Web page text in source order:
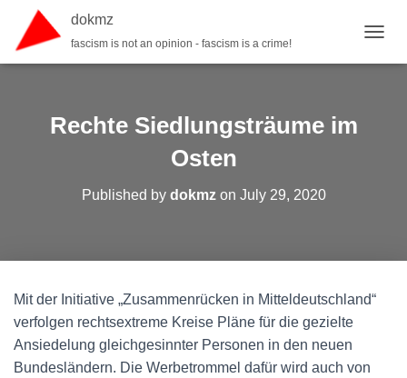
dokmz
fascism is not an opinion - fascism is a crime!
Rechte Siedlungsträume im
Osten
Published by dokmzon July 29, 2020
Mit der Initiative „Zusammenrücken in Mitteldeutschland“
verfolgen rechtsextreme Kreise Pläne für die gezielte
Ansiedelung gleichgesinnter Personen in den neuen
Bundesländern. Die Werbetrommel dafür wird auch von